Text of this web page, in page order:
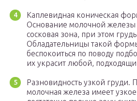
Каплевидная коническая
Основание молочной железы
сосковая зона, при этом
Обладательницы такой
беспокоиться по поводу
их украсит любой,
Разновидность узкой груди.
молочная железа имеет